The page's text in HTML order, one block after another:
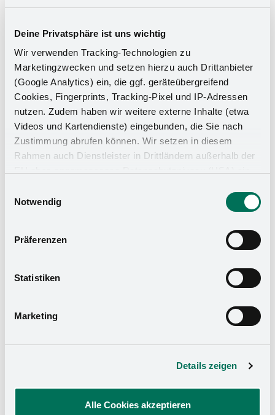
Deine Privatsphäre ist uns wichtig
Wir verwenden Tracking-Technologien zu
Marketingzwecken und setzen hierzu auch Drittanbieter
(Google Analytics) ein, die ggf. geräteübergreifend
Cookies, Fingerprints, Tracking-Pixel und IP-Adressen
nutzen. Zudem haben wir weitere externe Inhalte (etwa
Videos und Kartendienste) eingebunden, die Sie nach
Zustimmung abrufen können. Wir setzen in diesem
Rahmen auch Dienstleister in Drittländern außerhalb der
zu Sicherheits- und Überwachungszwecken zugreifen,
Rechtsmittel einlegen können. Mit Ihrer Einstellung
willigen Sie in die oben beschriebenen Vorgänge ein. Sie
widerrufen. Mehr Informationen finden Sie in unserer
Impressum.
Notwendig
Präferenzen
Statistiken
Marketing
Details zeigen
Alle Cookies akzeptieren